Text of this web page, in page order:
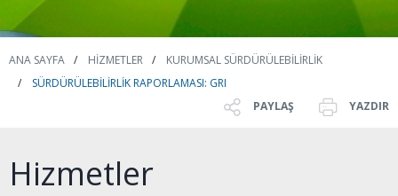
ANA SAYFA HIZMETLER
KURUMSAL SÜRDÜRÜLEBILIRLIK
SÜRDÜRÜLEBILIRLIK RAPORLAMASI: GRI
PAYLAŞ
YAZDIR
Hizmetler